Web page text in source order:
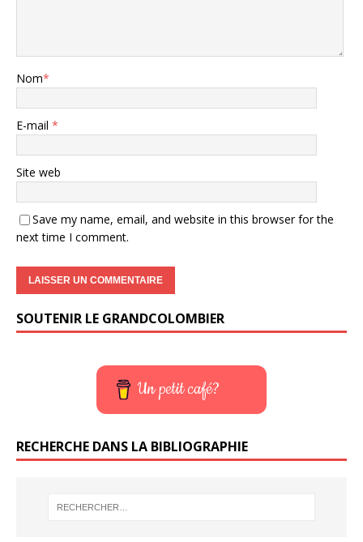
Nom*
E-mail *
Site web
Save my name, email, and website in this browser for the
next time I comment.
SOUTENIR LE GRANDCOLOMBIER
Un petit café?
RECHERCHE DANS LA BIBLIOGRAPHIE